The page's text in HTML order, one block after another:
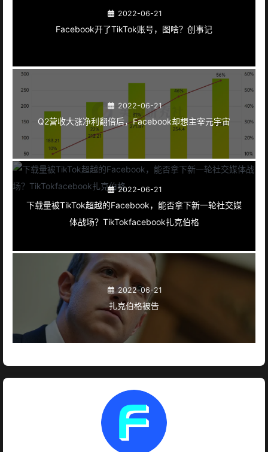
2022-06-21
Facebook开了TikTok账号，图啥？创事记
2022-06-21
Q2营收大涨净利翻倍后，Facebook却想主宰元宇宙
2022-06-21
下载量被TikTok超越的Facebook，能否拿下新一轮社交媒
体战场？TikTokfacebook扎克伯格
2022-06-21
扎克伯格被告